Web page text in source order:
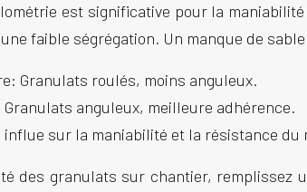
est significative pour la
faible ségrégation. Un manque de
Granulats roulés, moins anguleux.
Granulats anguleux, meilleure adhérence.
influe sur la maniabilité et la résistance du
des granulats sur chantier, remplissez